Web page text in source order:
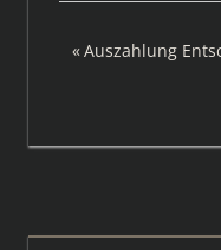
Vorheriger
Auszahlung